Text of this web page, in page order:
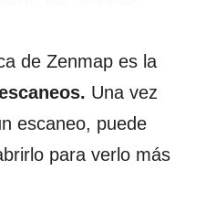
de Zenmap es la
Una vez
escaneo, puede
para verlo más